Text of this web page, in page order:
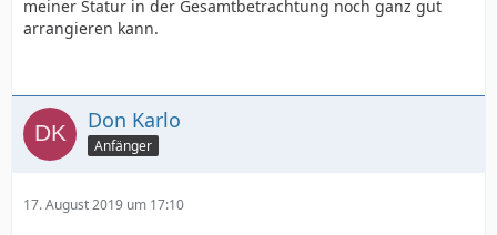
meiner Statur in der Gesamtbetrachtung noch ganz gut
arrangieren kann.
Don Karlo
Anfänger
17. August 2019 um 17:10